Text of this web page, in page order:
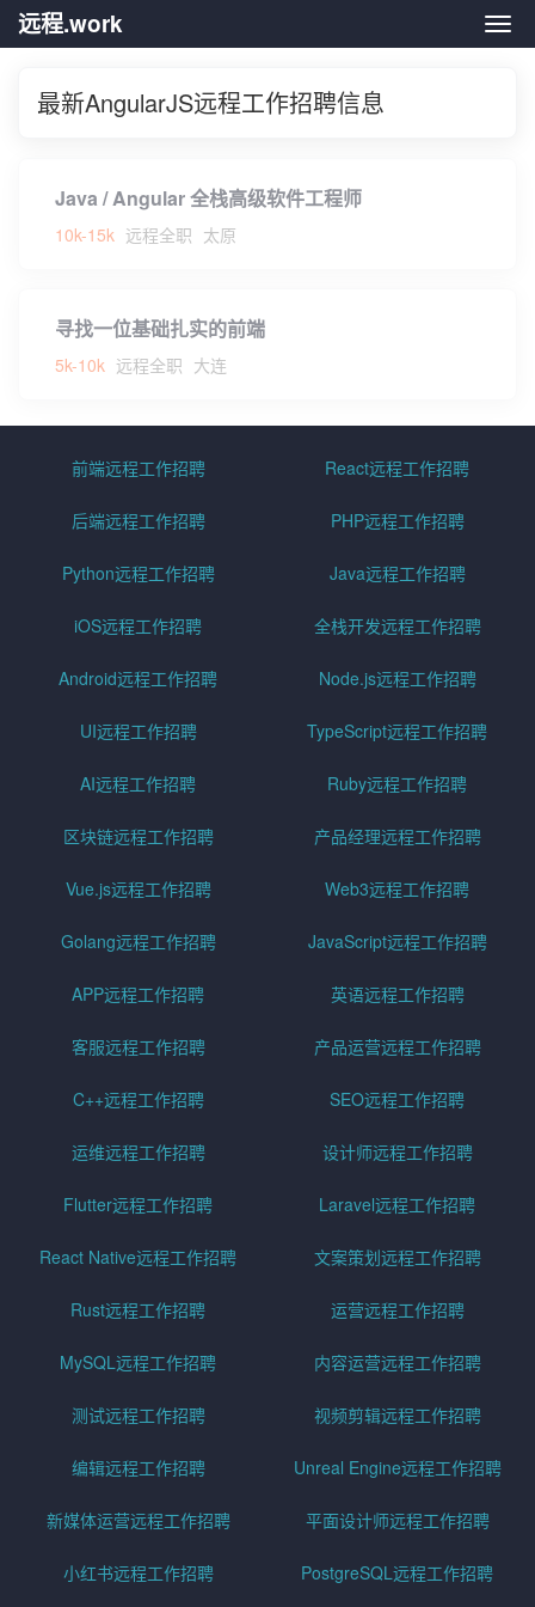
远
远程.work
最新AngularJS远程工作招聘信息
Java / Angular 全栈高级软件工程师
10k-15k 远程全职 太原
寻找一位基础扎实的前端
5k-10k 远程全职 大连
前端远程工作招聘 React远程工作招聘
后端远程工作招聘 PHP远程工作招聘
Python远程工作招聘 Java远程工作招聘
iOS远程工作招聘 全栈开发远程工作招聘
Android远程工作招聘 Node.js远程工作招聘
UI远程工作招聘 TypeScript远程工作招聘
AI远程工作招聘 Ruby远程工作招聘
区块链远程工作招聘 产品经理远程工作招聘
Vue.js远程工作招聘 Web3远程工作招聘
Golang远程工作招聘 JavaScript远程工作招聘
APP远程工作招聘 英语远程工作招聘
客服远程工作招聘 产品运营远程工作招聘
C++远程工作招聘 SEO远程工作招聘
运维远程工作招聘 设计师远程工作招聘
Flutter远程工作招聘 Laravel远程工作招聘
React Native远程工作招聘 文案策划远程工作招聘
Rust远程工作招聘 运营远程工作招聘
MySQL远程工作招聘 内容运营远程工作招聘
测试远程工作招聘 视频剪辑远程工作招聘
编辑远程工作招聘 Unreal Engine远程工作招聘
新媒体运营远程工作招聘 平面设计师远程工作招聘
小红书远程工作招聘 PostgreSQL远程工作招聘